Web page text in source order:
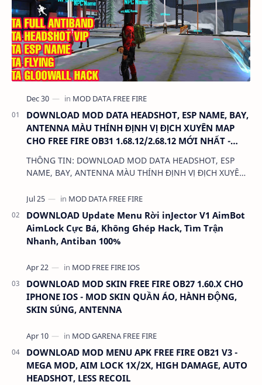
DOWNLOAD MOD DATA HEADSHOT, ESP NAME, BAY,
ANTENNA MÀU THÍNH ĐỊNH VỊ ĐỊCH XUYÊN MAP
CHO FREE FIRE OB31 1.68.12/2.68.12 MỚI NHẤT -
KHÔNG KHÓA NICK
THÔNG TIN: DOWNLOAD MOD DATA HEADSHOT, ESP
NAME, BAY, ANTENNA MÀU THÍNH ĐỊNH VỊ ĐỊCH XUYÊN
KHÔN…
DOWNLOAD Update Menu Rời inJector V1 AimBot
AimLock Cực Bá, Không Ghép Hack, Tìm Trận
Nhanh, Antiban 100%
DOWNLOAD MOD SKIN FREE FIRE OB27 1.60.X CHO
IPHONE IOS - MOD SKIN QUẦN ÁO, HÀNH ĐỘNG,
SKIN SÚNG, ANTENNA
DOWNLOAD MOD MENU APK FREE FIRE OB21 V3 -
MEGA MOD, AIM LOCK 1X/2X, HIGH DAMAGE, AUTO
HEADSHOT, LESS RECOIL